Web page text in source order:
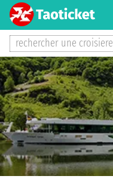
rechercher une croisiere